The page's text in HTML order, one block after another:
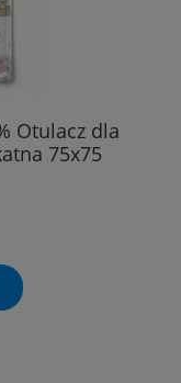
Otulacz dla
75x75